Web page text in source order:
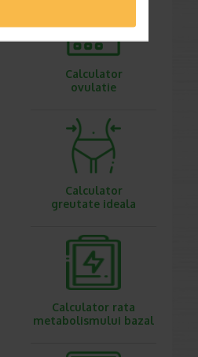
Calculator
ovulatie
Calculator
greutate ideala
Calculator rata
metabolismului bazal